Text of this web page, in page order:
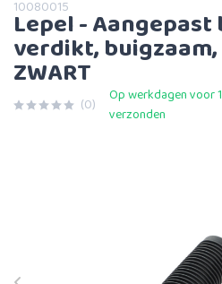
10080015
Lepel - Aangepast
verdikt,
ZWART
(0)
Op werkdagen voor
verzonden